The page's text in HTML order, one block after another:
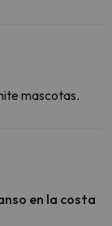
mascotas.
en la costa